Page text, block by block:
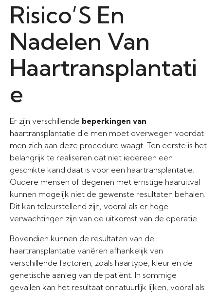
Risico’S En
Nadelen Van
Haartransplantati
e
Er zijn verschillende beperkingen van
haartransplantatie die men moet overwegen voordat
men zich aan deze procedure waagt. Ten eerste is het
belangrijk te realiseren dat niet iedereen een
geschikte kandidaat is voor een haartransplantatie.
Oudere mensen of degenen met ernstige haaruitval
kunnen mogelijk niet de gewenste resultaten behalen.
Dit kan teleurstellend zijn, vooral als er hoge
verwachtingen zijn van de uitkomst van de operatie.
Bovendien kunnen de resultaten van de
haartransplantatie variëren afhankelijk van
verschillende factoren, zoals haartype, kleur en de
genetische aanleg van de patiënt. In sommige
gevallen kan het resultaat onnatuurlijk lijken, vooral als